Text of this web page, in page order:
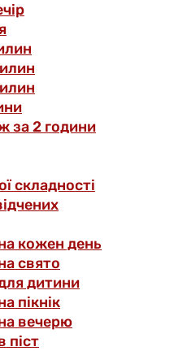
за 2 години
складності
кожен день
свято
дитини
пікнік
вечерю
піст